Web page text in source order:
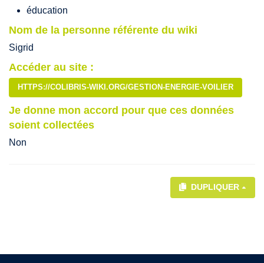
éducation
Nom de la personne référente du wiki
Sigrid
Accéder au site :
HTTPS://COLIBRIS-WIKI.ORG/GESTION-ENERGIE-VOILIER
Je donne mon accord pour que ces données
soient collectées
Non
DUPLIQUER